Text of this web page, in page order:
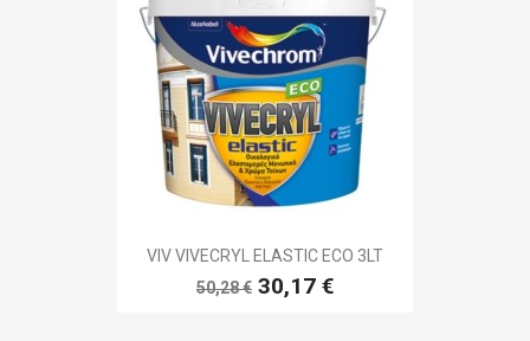
VIV VIVECRYL ELASTIC ECO 3LT
50,28 € 30,17 €